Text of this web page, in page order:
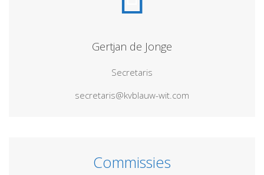
Gertjan de Jonge
Secretaris
secretaris@kvblauw-wit.com
Commissies